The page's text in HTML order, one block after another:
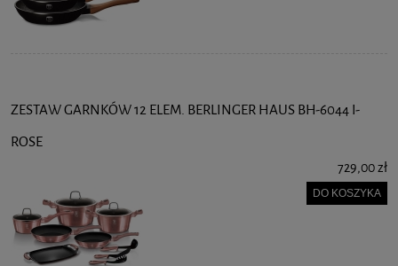
ZESTAW GARNKÓW 12 ELEM. BERLINGER HAUS BH-6044 I-
ROSE
729,00 zł
DO KOSZYKA